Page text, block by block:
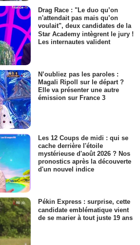
Drag Race : "Le duo qu’on
n'attendait pas mais qu’on
voulait", deux candidates de la
Star Academy intègrent le jury !
Les internautes valident
N’oubliez pas les paroles :
Magali Ripoll sur le départ ?
Elle va présenter une autre
émission sur France 3
Les 12 Coups de midi : qui se
cache derrière l'étoile
mystérieuse d'août 2026 ? Nos
pronostics après la découverte
d'un nouvel indice
Pékin Express : surprise, cette
candidate emblématique vient
de se marier à tout juste 19 ans